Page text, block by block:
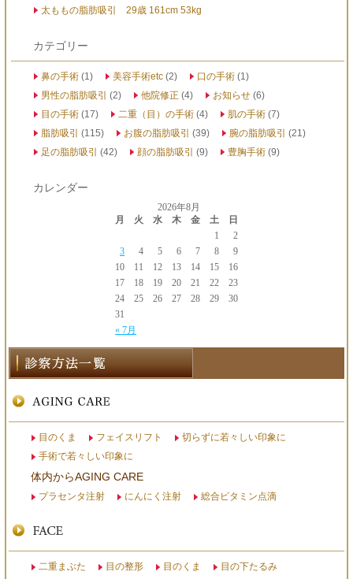
太ももの脂肪吸引 29歳 161cm 53kg
カテゴリー
鼻の手術 (1) 美容手術etc (2) 口の手術 (1)
男性の脂肪吸引
(2) 他院修正 (4) お知らせ (6)
目の手術 (17) 二重（目）の手術 (4) 肌の手術 (7)
脂肪吸引
(115) お腹の脂肪吸引 (39) 腕の脂肪吸引
(21)
足の脂肪吸引
(42) 顔の脂肪吸引 (9) 豊胸手術 (9)
カレンダー
2026年8月
月
火 水 木 金 土 日
« 7月
1
2
3
4 5 6 7 8
9
10
11 12 13 14 15
16
17
18 19 20 21 22
23
24
25 26 27 28 29
30
31
目のくま フェイスリフト
切らずに若々しい印象に
手術で若々しい印象に
体内からAGING CARE
プラセンタ注射 にんにく注射 総合ビタミン点滴
二重まぶた 目の整形 目のくま
目の下たるみ